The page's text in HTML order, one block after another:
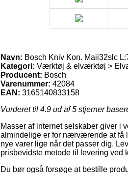
Navn: Bosch Kniv Kon. Maii32slc
Kategori: Værktøj & elværktøj >
Producent: Bosch
Varenummer: 42084
EAN: 3165140833158
Vurderet til 4.9 ud af 5 stjerner
Masser af internet selskaber giver i
almindelige er for nærværende at få
nye varer lige når det passer dig.
prisbevidste metode til levering ved
Du bør også forsøge at bestille